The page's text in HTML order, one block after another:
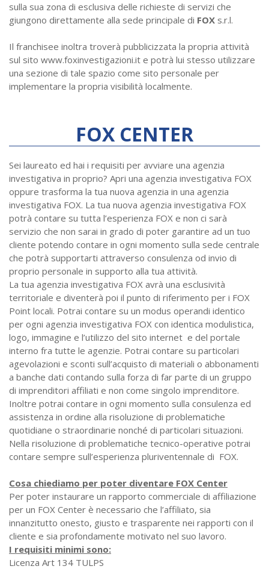
sulla sua zona di esclusiva delle richieste di servizi che
giungono direttamente alla sede principale di FOX s.r.l.
Il franchisee inoltra troverà pubblicizzata la propria attività
sul sito www.foxinvestigazioni.it e potrà lui stesso utilizzare
una sezione di tale spazio come sito personale per
implementare la propria visibilità localmente.
FOX CENTER
Sei laureato ed hai i requisiti per avviare una agenzia
investigativa in proprio? Apri una agenzia investigativa FOX
oppure trasforma la tua nuova agenzia in una agenzia
investigativa FOX. La tua nuova agenzia investigativa FOX
potrà contare su tutta l’esperienza FOX e non ci sarà
servizio che non sarai in grado di poter garantire ad un tuo
cliente potendo contare in ogni momento sulla sede centrale
che potrà supportarti attraverso consulenza od invio di
proprio personale in supporto alla tua attività.
La tua agenzia investigativa FOX avrà una esclusività
territoriale e diventerà poi il punto di riferimento per i FOX
Point locali. Potrai contare su un modus operandi identico
per ogni agenzia investigativa FOX con identica modulistica,
logo, immagine e l’utilizzo del sito internet e del portale
interno fra tutte le agenzie. Potrai contare su particolari
agevolazioni e sconti sull’acquisto di materiali o abbonamenti
a banche dati contando sulla forza di far parte di un gruppo
di imprenditori affiliati e non come singolo imprenditore.
Inoltre potrai contare in ogni momento sulla consulenza ed
assistenza in ordine alla risoluzione di problematiche
quotidiane o straordinarie nonché di particolari situazioni.
Nella risoluzione di problematiche tecnico-operative potrai
contare sempre sull’esperienza pluriventennale di FOX.
Cosa chiediamo per poter diventare FOX Center
Per poter instaurare un rapporto commerciale di affiliazione
per un FOX Center è necessario che l’affiliato, sia
innanzitutto onesto, giusto e trasparente nei rapporti con il
cliente e sia profondamente motivato nel suo lavoro.
I requisiti minimi sono:
Licenza Art 134 TULPS